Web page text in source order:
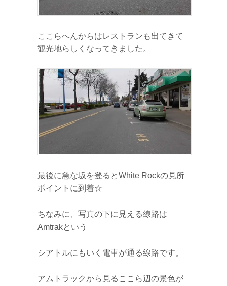
ここらへんからはレストランも出てきて
観光地らしくなってきました。
最後に急な坂を登るとWhite Rockの見所
ポイントに到着☆
ちなみに、写真の下に見える線路は
Amtrakという
シアトルにもいく電車が通る線路です。
アムトラックから見るここら辺の景色が